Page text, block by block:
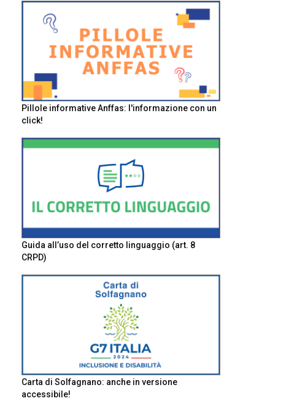
Pillole informative Anffas: l'informazione con un
click!
Guida all’uso del corretto linguaggio (art. 8
CRPD)
Carta di Solfagnano: anche in versione
accessibile!